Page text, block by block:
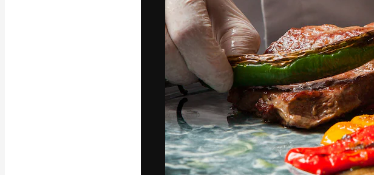
Copyright © 2010-2026Freepik Company S.L.U.